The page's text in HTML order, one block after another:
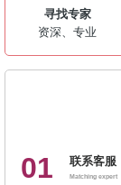
寻找专家
资深、专业
01 联系客服
Matching expert